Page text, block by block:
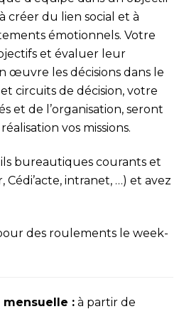
créer du lien social et à
émotionnels. Votre
et évaluer leur
œuvre les décisions dans le
circuits de décision, votre
et de l’organisation, seront
vos missions.
bureautiques courants et
Cédi’acte, intranet, …) et avez
des roulements le week-
mensuelle : à partir de